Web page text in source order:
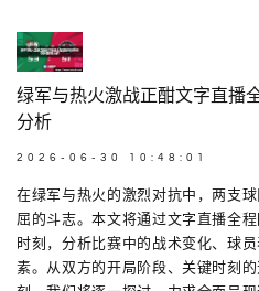
绿军与热火激战正酣文字直播
分析
2026-06-30 10:48:01
在绿军与热火的激烈对抗中，两支
屈的斗志。本文将通过文字直播全
时刻，分析比赛中的战术变化、球
素。从双方的开局阶段、关键时刻